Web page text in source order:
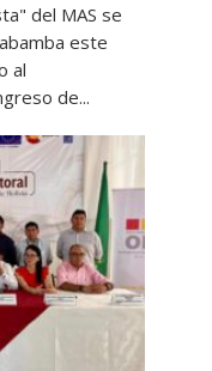
del MAS se
este
al
de...